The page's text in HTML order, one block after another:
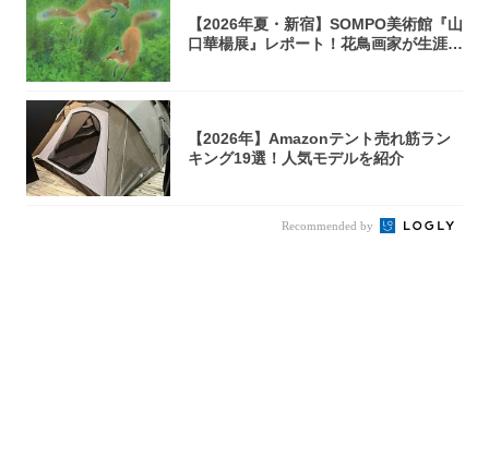
【2026年夏・新宿】SOMPO美術館『山
口華楊展』レポート！花鳥画家が生涯描
【2026年】Amazonテント売れ筋ラン
キング19選！人気モデルを紹介
Recommended by